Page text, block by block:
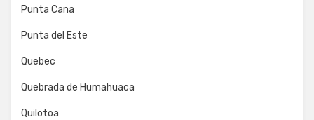
Punta Cana
Punta del Este
Quebec
Quebrada de Humahuaca
Quilotoa